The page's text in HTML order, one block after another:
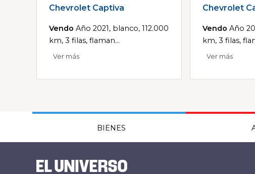
Chevrolet Captiva
Vendo Año 2021, blanco, 112.000
km, 3 filas, flaman...
Ver más
Chevrolet
Vendo Año
km, 3 filas,
Ver más
BIENES